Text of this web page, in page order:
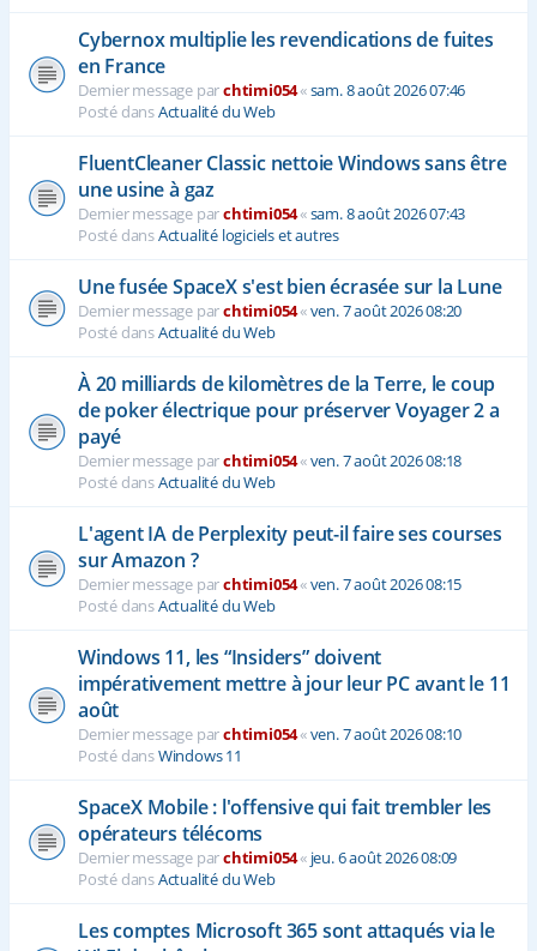
Cybernox multiplie les revendications de fuites
en France
Dernier message parchtimi054«sam. 8 août 2026 07:46
Posté dansActualité du Web
FluentCleaner Classic nettoie Windows sans être
une usine à gaz
Dernier message parchtimi054«sam. 8 août 2026 07:43
Posté dansActualité logiciels et autres
Une fusée SpaceX s'est bien écrasée sur la Lune
Dernier message parchtimi054«ven. 7 août 2026 08:20
Posté dansActualité du Web
À 20 milliards de kilomètres de la Terre, le coup
de poker électrique pour préserver Voyager 2 a
payé
Dernier message parchtimi054«ven. 7 août 2026 08:18
Posté dansActualité du Web
L'agent IA de Perplexity peut-il faire ses courses
sur Amazon ?
Dernier message parchtimi054«ven. 7 août 2026 08:15
Posté dansActualité du Web
Windows 11, les “Insiders” doivent
impérativement mettre à jour leur PC avant le 11
août
Dernier message parchtimi054«ven. 7 août 2026 08:10
Posté dansWindows 11
SpaceX Mobile : l'offensive qui fait trembler les
opérateurs télécoms
Dernier message parchtimi054« jeu. 6 août 2026 08:09
Posté dansActualité du Web
Les comptes Microsoft 365 sont attaqués via le